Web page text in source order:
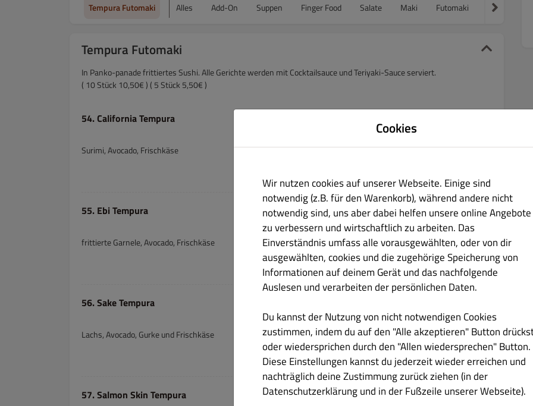
Tempura Futomaki Alles Add-On Suppen Finger Food Salate Maki Futomaki Nigiri
Tempura Futomaki
In Panko-panade frittiertes Sushi. Alle Gerichte werden mit Cocktailsauce und Teriyaki-Sauce serviert.
( 10 Stück 10,50€ ) ( 5 Stück 5,50€ )
54. California Tempura
Surimi, Avocado, Frischkäse
55. Ebi Tempura
frittierte Garnele, Avocado, Frischkäse
56. Sake Tempura
Lachs, Avocado, Gurke und Frischkäse
57. Salmon Skin Tempura
Cookies
Wir nutzen cookies auf unserer Webseite. Einige sind
notwendig (z.B. für den Warenkorb), während andere nicht
notwendig sind, uns aber dabei helfen unsere online Angebote
zu verbessern und wirtschaftlich zu arbeiten. Das
Einverständnis umfass alle vorausgewählten, oder von dir
ausgewählten, cookies und die zugehörige Speicherung von
Informationen auf deinem Gerät und das nachfolgende
Auslesen und verarbeiten der persönlichen Daten.
Du kannst der Nutzung von nicht notwendigen Cookies
zustimmen, indem du auf den "Alle akzeptieren" Button
oder wiedersprichen durch den "Allen wiedersprechen" Button.
Diese Einstellungen kannst du jederzeit wieder erreichen und
nachträglich deine Zustimmung zurück ziehen (in der
Datenschutzerklärung und in der Fußzeile unserer Webseite).